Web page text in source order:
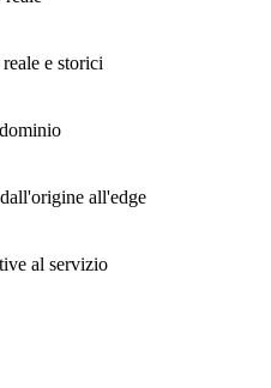
e storici
all'edge
al servizio